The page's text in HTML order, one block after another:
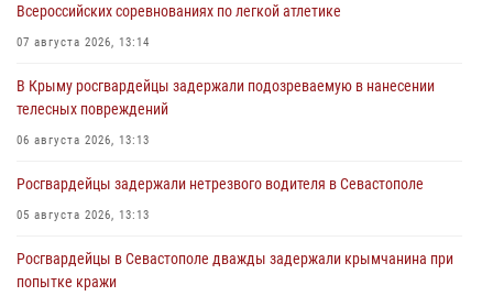
Всероссийских соревнованиях по легкой атлетике
07 августа 2026, 13:14
В Крыму росгвардейцы задержали подозреваемую в нанесении
телесных повреждений
06 августа 2026, 13:13
Росгвардейцы задержали нетрезвого водителя в Севастополе
05 августа 2026, 13:13
Росгвардейцы в Севастополе дважды задержали крымчанина при
попытке кражи